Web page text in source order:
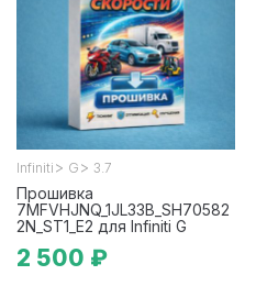
Infiniti > G > 3.7
Прошивка
7MFVHJNQ_1JL33B_SH70582
2N_ST1_E2 для Infiniti G
2 500 ₽